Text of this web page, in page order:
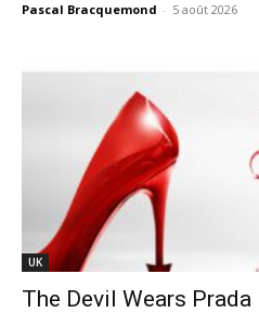
Pascal Bracquemond - 5 août 2026
UK
The Devil Wears Prada